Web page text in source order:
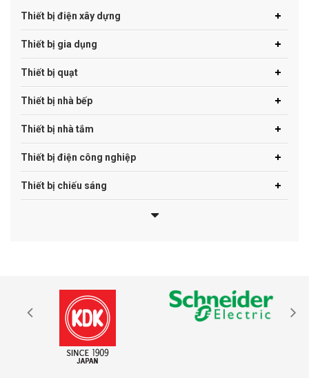
Thiết bị điện xây dựng
Thiết bị gia dụng
Thiết bị quạt
Thiết bị nhà bếp
Thiết bị nhà tắm
Thiết bị điện công nghiệp
Thiết bị chiếu sáng